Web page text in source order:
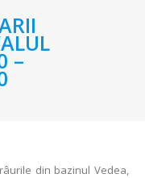
–
din bazinul Vedea,